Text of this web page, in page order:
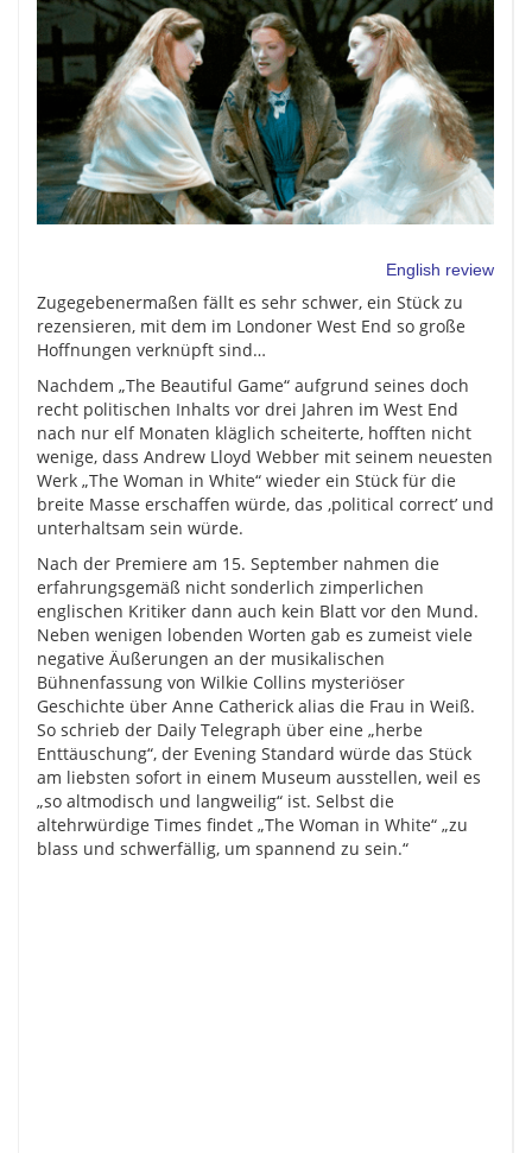
English review
Zugegebenermaßen fällt es sehr schwer, ein Stück zu
rezensieren, mit dem im Londoner West End so große
Hoffnungen verknüpft sind…
Nachdem „The Beautiful Game“ aufgrund seines doch
recht politischen Inhalts vor drei Jahren im West End
nach nur elf Monaten kläglich scheiterte, hofften nicht
wenige, dass Andrew Lloyd Webber mit seinem neuesten
Werk „The Woman in White“ wieder ein Stück für die
breite Masse erschaffen würde, das ‚political correct’ und
unterhaltsam sein würde.
Nach der Premiere am 15. September nahmen die
erfahrungsgemäß nicht sonderlich zimperlichen
englischen Kritiker dann auch kein Blatt vor den Mund.
Neben wenigen lobenden Worten gab es zumeist viele
negative Äußerungen an der musikalischen
Bühnenfassung von Wilkie Collins mysteriöser
Geschichte über Anne Catherick alias die Frau in Weiß.
So schrieb der Daily Telegraph über eine „herbe
Enttäuschung“, der Evening Standard würde das Stück
am liebsten sofort in einem Museum ausstellen, weil es
„so altmodisch und langweilig“ ist. Selbst die
altehrwürdige Times findet „The Woman in White“ „zu
blass und schwerfällig, um spannend zu sein.“